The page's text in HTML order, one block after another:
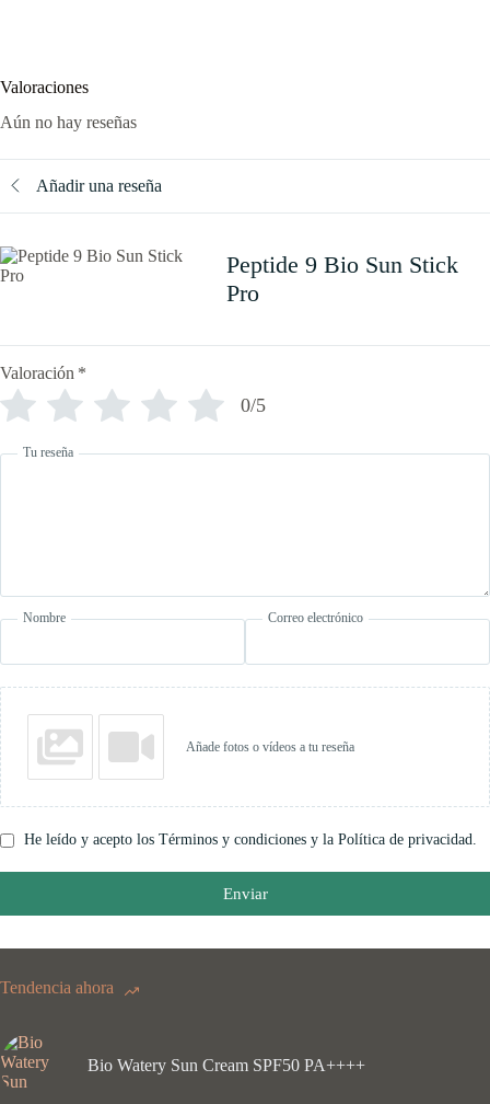
Valoraciones
Aún no hay reseñas
Añadir una reseña
Peptide 9 Bio Sun Stick
Pro
Valoración *
0/5
Tu reseña
Nombre Correo electrónico
Añade fotos o vídeos a tu reseña
He leído y acepto los Términos y condiciones y la Política de privacidad.
Enviar
Tendencia ahora
Bio Watery Sun Cream SPF50 PA++++